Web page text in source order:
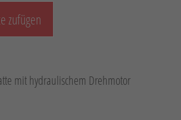
zufügen
mit hydraulischem Drehmotor